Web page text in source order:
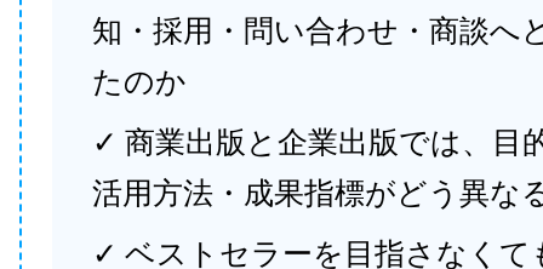
知・採用・問い合わせ・商談へ
たのか
✓ 商業出版と企業出版では、目
活用方法・成果指標がどう異な
✓ ベストセラーを目指さなくて